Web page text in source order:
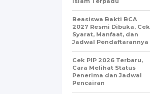
Beasiswa Bakti BCA
2027 Resmi Dibuka, Cek
Syarat, Manfaat, dan
Jadwal Pendaftarannya
Cek PIP 2026 Terbaru,
Cara Melihat Status
Penerima dan Jadwal
Pencairan